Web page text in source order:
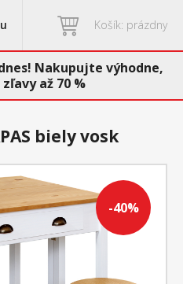
Košík: prázdny
Nakupujte výhodne,
až 70 %
-40%
biely vosk